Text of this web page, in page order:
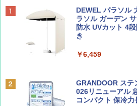
BE-PAL(ビ-パル)
SOTO ミニマル"
￥1,500
誌] (ＤＩＳＮＥ
￥713
地球の歩き方 スタ
￥2,695
力的な町 2026～
￥2,079
[キャンパーズコレ
プテント 傘みた
ッとサンシェード
ッシュ 簡単設置
PYKES PEAK (パ
ト プライバシー
DEWEL パラソル
ラソル ガーデン
防水 UVカット 4
き
￥6,459
GRANDOOR ステ
026リニューアル
コンパクト 保冷力